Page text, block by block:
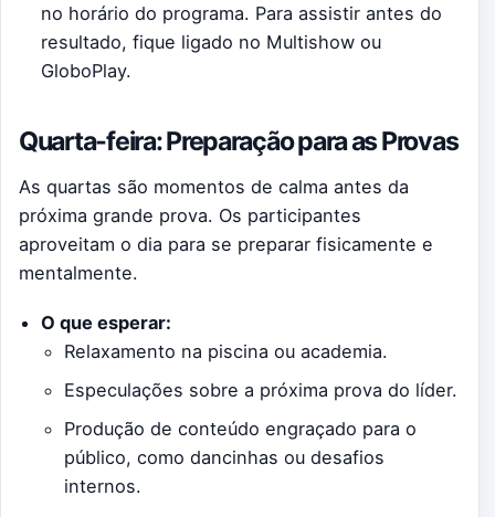
no horário do programa. Para assistir antes do
resultado, fique ligado no Multishow ou
GloboPlay.
Quarta-feira: Preparação para as Provas
As quartas são momentos de calma antes da
próxima grande prova. Os participantes
aproveitam o dia para se preparar fisicamente e
mentalmente.
O que esperar:
Relaxamento na piscina ou academia.
Especulações sobre a próxima prova do líder.
Produção de conteúdo engraçado para o
público, como dancinhas ou desafios
internos.